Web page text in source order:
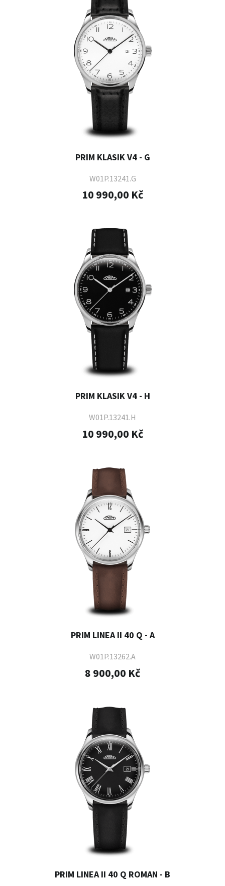
PRIM KLASIK V4 - G
W01P.13241.G
10 990,00 Kč
PRIM KLASIK V4 - H
W01P.13241.H
10 990,00 Kč
PRIM LINEA II 40 Q - A
W01P.13262.A
8 900,00 Kč
PRIM LINEA II 40 Q ROMAN - B